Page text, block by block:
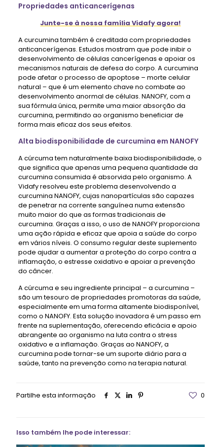
Propriedades anticancerígenas
Junte-se à nossa família Vidafy agora!
A curcumina também é creditada com propriedades
anticancerígenas. Estudos mostram que pode inibir o
desenvolvimento de células cancerígenas e apoiar os
mecanismos naturais de defesa do corpo. A curcumina
pode afetar o processo de apoptose – morte celular
natural – que é um elemento chave no combate ao
desenvolvimento anormal de células. NANOFY, com a
sua fórmula única, permite uma maior absorção da
curcumina, permitindo ao organismo beneficiar de
forma mais eficaz dos seus efeitos.
Alta biodisponibilidade de curcumina em NANOFY
A cúrcuma tem naturalmente baixa biodisponibilidade, o
que significa que apenas uma pequena quantidade da
curcumina consumida é absorvida pelo organismo. A
Vidafy resolveu este problema desenvolvendo a
curcumina NANOFY, cujas nanopartículas são capazes
de penetrar na corrente sanguínea numa extensão
muito maior do que as formas tradicionais de
curcumina. Graças a isso, o uso de NANOFY proporciona
uma ação rápida e eficaz que apoia a saúde do corpo
em vários níveis. O consumo regular deste suplemento
pode ajudar a aumentar a proteção do corpo contra a
inflamação, o estresse oxidativo e apoiar a prevenção
do câncer.
A cúrcuma e seu ingrediente principal – a curcumina –
são um tesouro de propriedades promotoras da saúde,
especialmente em uma forma altamente biodisponível,
como o NANOFY. Esta solução inovadora é um passo em
frente na suplementação, oferecendo eficácia e apoio
abrangente ao organismo na luta contra o stress
oxidativo e a inflamação. Graças ao NANOFY, a
curcumina pode tornar-se um suporte diário para a
saúde, tanto na prevenção como na terapia natural.
Partilhe esta informação 0
Isso também lhe pode interessar: